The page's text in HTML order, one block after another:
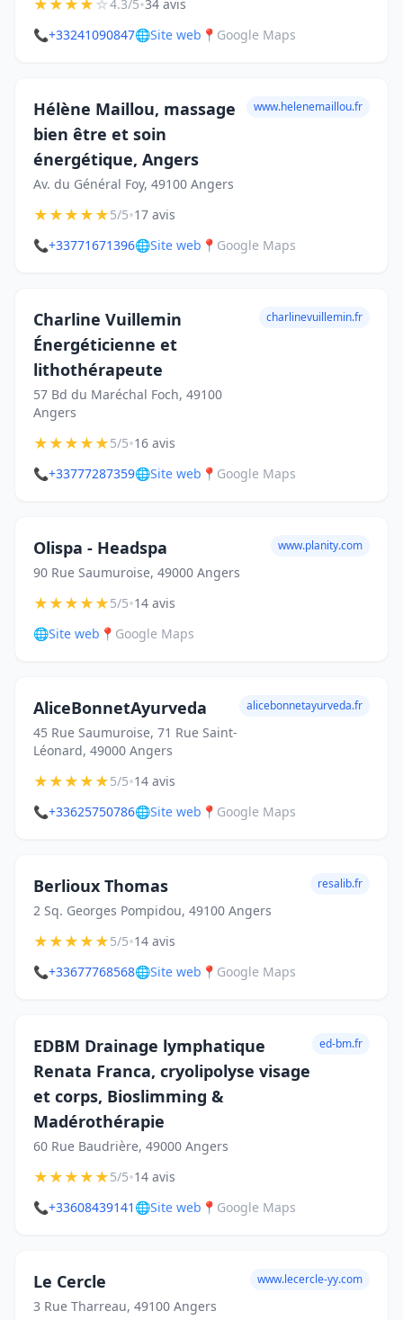
★★★★☆4.3/5•34 avis
📞+33241090847🌐Site web 📍 Google Maps
Hélène Maillou, massage
bien être et soin
énergétique, Angers
Av. du Général Foy, 49100 Angers
www.helenemaillou.fr
★★★★★5/5•17 avis
📞+33771671396🌐Site web 📍 Google Maps
Charline Vuillemin
Énergéticienne et
lithothérapeute
57 Bd du Maréchal Foch, 49100
Angers
charlinevuillemin.fr
★★★★★5/5•16 avis
📞+33777287359🌐Site web 📍 Google Maps
Olispa - Headspa
90 Rue Saumuroise, 49000 Angers
www.planity.com
★★★★★5/5•14 avis
🌐Site web 📍 Google Maps
AliceBonnetAyurveda
45 Rue Saumuroise, 71 Rue Saint-
Léonard, 49000 Angers
alicebonnetayurveda.fr
★★★★★5/5•14 avis
📞+33625750786🌐Site web 📍 Google Maps
Berlioux Thomas
2 Sq. Georges Pompidou, 49100 Angers
resalib.fr
★★★★★5/5•14 avis
📞+33677768568🌐Site web 📍 Google Maps
EDBM Drainage lymphatique
Renata Franca, cryolipolyse visage
et corps, Bioslimming &
Madérothérapie
60 Rue Baudrière, 49000 Angers
ed-bm.fr
★★★★★5/5•14 avis
📞+33608439141 🌐Site web 📍 Google Maps
Le Cercle
3 Rue Tharreau, 49100 Angers
www.lecercle-yy.com